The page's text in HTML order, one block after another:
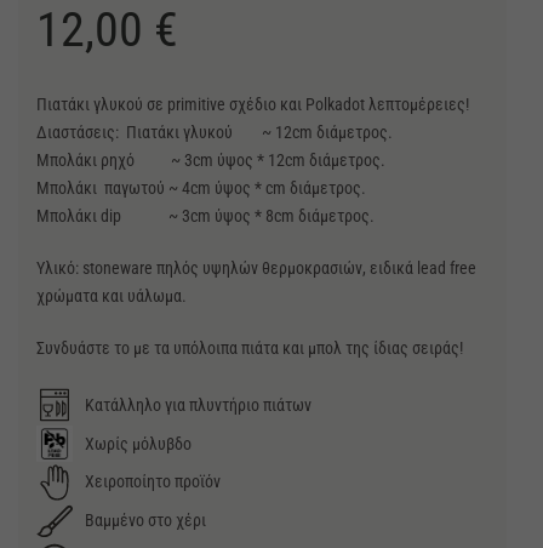
12,00 €
Πιατάκι γλυκού σε primitive σχέδιο και Polkadot λεπτομέρειες!
Διαστάσεις: Πιατάκι γλυκού ~ 12cm διάμετρος.
Μπολάκι ρηχό ~ 3cm ύψος * 12cm διάμετρος.
Μπολάκι παγωτού ~ 4cm ύψος * cm διάμετρος.
Μπολάκι dip ~ 3cm ύψος * 8cm διάμετρος.
Υλικό: stoneware πηλός υψηλών θερμοκρασιών, ειδικά lead free
χρώματα και υάλωμα.
Συνδυάστε το με τα υπόλοιπα πιάτα και μπολ της ίδιας σειράς!
Κατάλληλο για πλυντήριο πιάτων
Χωρίς μόλυβδο
Χειροποίητο προϊόν
Βαμμένο στο χέρι